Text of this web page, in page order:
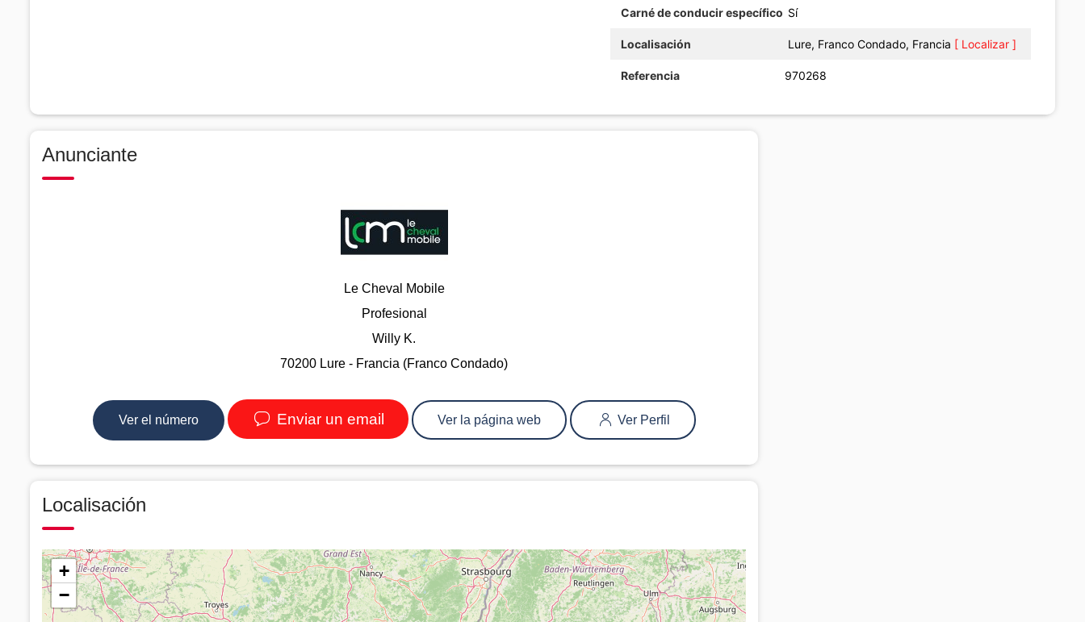
Carné de conducir específico Sí
Localisación Lure, Franco Condado, Francia [ Localizar ]
Referencia 970268
Anunciante
Le Cheval Mobile
Profesional
Willy K.
70200 Lure - Francia (Franco Condado)
Ver el número Enviar un email Ver la página web Ver Perfil
Localisación
+
−